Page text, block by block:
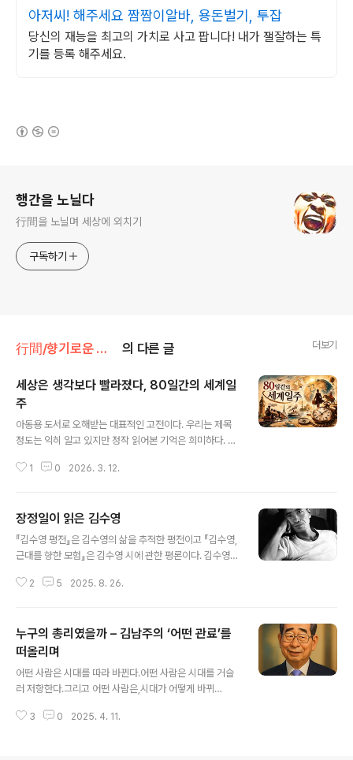
아저씨! 해주세요 짬짬이알바, 용돈벌기, 투잡
당신의 재능을 최고의 가치로 사고 팝니다! 내가 잴잘하는 특
기를 등록 해주세요.
행간을 노닐다
行間을 노닐며 세상에 외치기
구독하기
行間/향기로운 시와 소설 의 다른 글 더보기
세상은 생각보다 빨라졌다, 80일간의 세계일
주
아동용 도서로 오해받는 대표적인 고전이다. 우리는 제목
정도는 익히 알고 있지만 정작 읽어본 기억은 희미하다. 어
순하다. 멋진 신사 포그, 약간 우둔하지만 충직한 하인 파스
위기와 모험을 거쳐 우여곡절 끝에 런던으로 돌아온다. 세
계일주는 당연히 80일 만에 성공한다. 서쪽에서 동쪽으로
여행하도록 하여 마지막 하루를 만들어내는 반전은 작가의
면 이런 착각을 했을 리 없지만, 독자를 위한 장치라고 이해
1 0 2026. 3. 12.
장정일이 읽은 김수영
『김수영 평전』은 김수영의 삶을 추적한 평전이고 『김수영,
근대를 향한 모험』은 김수영 시에 관한 평론이다. 김수영은
운동 자체에 대해 무관심했다. ② 해방 후, 뒤늦게 사회주의
생존의 방법으로 남한을 택한다. ④ 휴전선이 고착되고 냉
전이 시작되자 사회주의에 대한 콤플렉스에 다시 시달린
다.김수영은 ① 또는 ③과 같이 압도적인 현실 앞에서는 도
피와 생존을 택하고, ② 또는 ④와 같이 상대적으로 유화적
이고 과도기적인 공간에서는 과격한 자유주의자 내지 회의
주의자가 된다. 김수영이 4.19에 왜 그토록 열광했는지의
2 5 2025. 8. 26.
누구의 총리였을까 – 김남주의 ‘어떤 관료’를
떠올리며
어떤 사람은 시대를 따라 바뀐다.어떤 사람은 시대를 거슬
러 저항한다.그리고 어떤 사람은,시대가 어떻게 바뀌
정권이었든, 문민정부였든, 진보정권이든, 보수정권이든
3 0 2025. 4. 11.